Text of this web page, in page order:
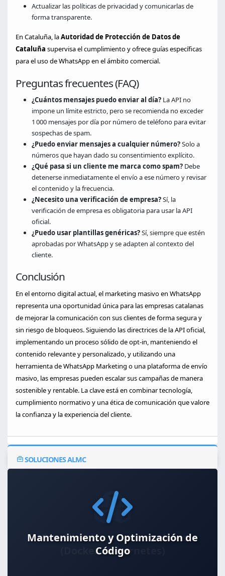
Actualizar las políticas de privacidad y comunicarlas de
forma transparente.
En Cataluña, laAutoridad de Protección de Datos de
Cataluña supervisa el cumplimiento y ofrece guías específicas
para el uso de WhatsApp en el ámbito comercial.
Preguntas frecuentes (FAQ)
¿Cuántos mensajes puedo enviar al día? La API no
impone un límite estricto, pero se recomienda no exceder
1 000 mensajes por día por número de teléfono para evitar
sospechas de spam.
¿Puedo enviar mensajes a cualquier número?Solo a
números que hayan dado su consentimiento explícito.
¿Qué pasa si un cliente me marca como spam? Debe
detenerse inmediatamente el envío a ese número y revisar
el contenido y la frecuencia.
¿Necesito una verificación de empresa?Sí, la
verificación de empresa es obligatoria para usar la API
oficial.
¿Puedo usar plantillas genéricas?Sí, siempre que estén
aprobadas por WhatsApp y se adapten al contexto del
cliente.
Conclusión
En el entorno digital actual, el marketing masivo en WhatsApp
representa una oportunidad única para las empresas catalanas
de mejorar la comunicación con sus clientes de forma segura y
sin riesgo de bloqueos. Siguiendo las directrices de la API oficial,
implementando un proceso sólido de opt‑in, manteniendo el
contenido relevante y personalizado, y utilizando una
herramienta de WhatsApp Marketing o una plataforma de envío
masivo, las empresas pueden escalar sus campañas de manera
sostenible y rentable. La clave está en combinar tecnología,
cumplimiento normativo y una ética de comunicación que valore
la confianza y la experiencia del cliente.
SOLUCIONES ALMC
Mantenimiento y Optimización de
Código